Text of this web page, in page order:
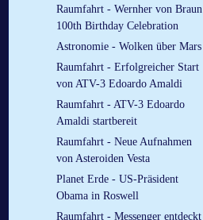
Raumfahrt - Wernher von Braun
100th Birthday Celebration
Astronomie - Wolken über Mars
Raumfahrt - Erfolgreicher Start
von ATV-3 Edoardo Amaldi
Raumfahrt - ATV-3 Edoardo
Amaldi startbereit
Raumfahrt - Neue Aufnahmen
von Asteroiden Vesta
Planet Erde - US-Präsident
Obama in Roswell
Raumfahrt - Messenger entdeckt